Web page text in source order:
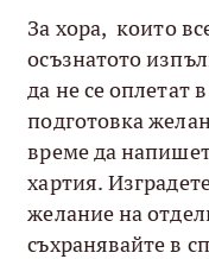
За хора, които
осъзнатото
да не се оплетат
подготовка
време да
хартия.
желание на
съхранявайте в